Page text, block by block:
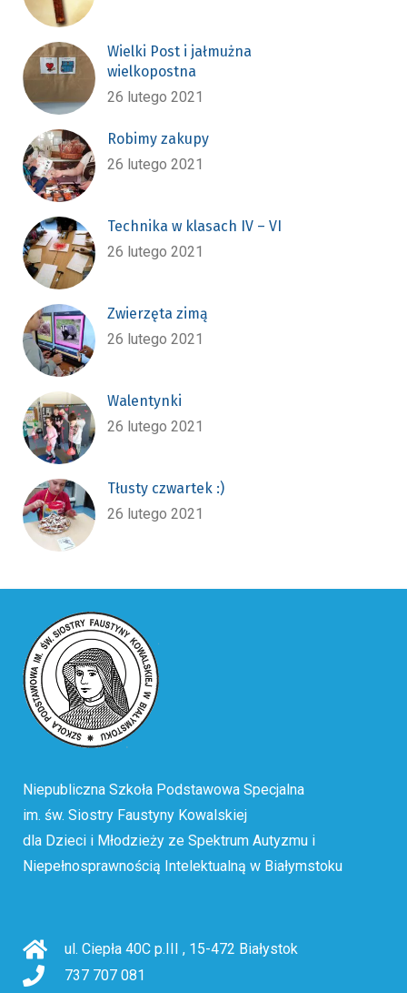
Wielki Post i jałmużna
wielkopostna
26 lutego 2021
Robimy zakupy
26 lutego 2021
Technika w klasach IV – VI
26 lutego 2021
Zwierzęta zimą
26 lutego 2021
Walentynki
26 lutego 2021
Tłusty czwartek :)
26 lutego 2021
Niepubliczna Szkoła Podstawowa Specjalna
im. św. Siostry Faustyny Kowalskiej
dla Dzieci i Młodzieży ze Spektrum Autyzmu i
Niepełnosprawnością Intelektualną w Białymstoku
ul. Ciepła 40C p.III , 15-472 Białystok
737 707 081